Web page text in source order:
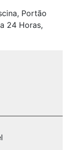
Portão
24 Horas,